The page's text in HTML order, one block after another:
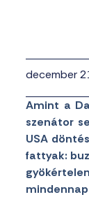
december
Amint a
szenátor
USA
fattyak: